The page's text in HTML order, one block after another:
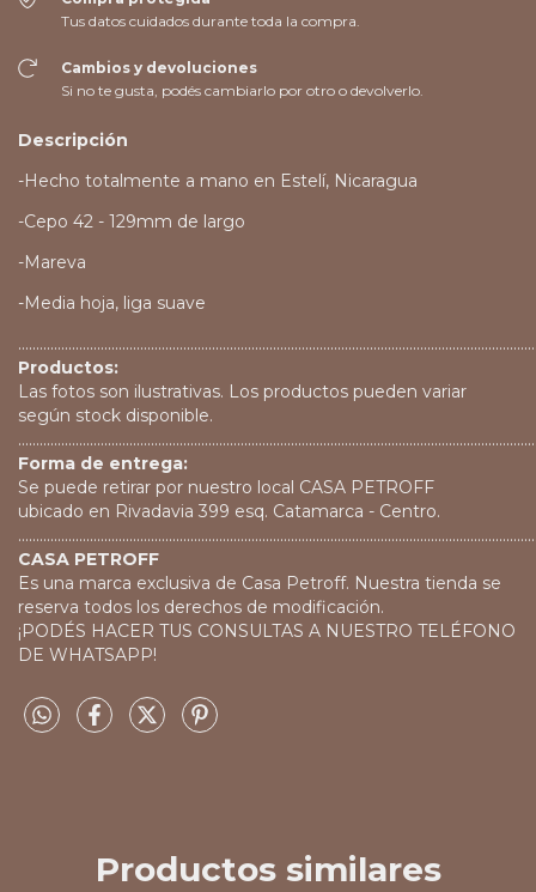
Tus datos cuidados durante toda la compra.
Cambios y devoluciones
Si no te gusta, podés cambiarlo por otro o devolverlo.
Descripción
-Hecho totalmente a mano en Estelí, Nicaragua
-Cepo 42 - 129mm de largo
-Mareva
-Media hoja, liga suave
Productos:
Las fotos son ilustrativas. Los productos pueden variar
según stock disponible.
Forma de entrega:
Se puede retirar por nuestro local CASA PETROFF
ubicado en Rivadavia 399 esq. Catamarca - Centro.
CASA PETROFF
Es una marca exclusiva de Casa Petroff. Nuestra tienda se
reserva todos los derechos de modificación.
¡PODÉS HACER TUS CONSULTAS A NUESTRO TELÉFONO
DE WHATSAPP!
Productos similares